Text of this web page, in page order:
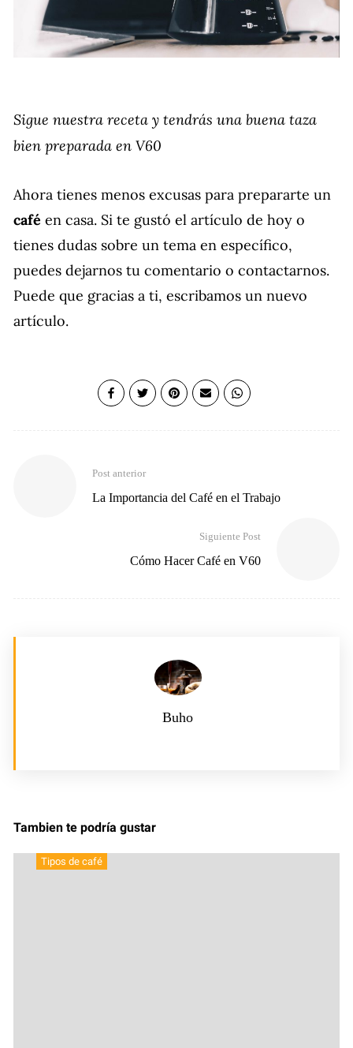
Sigue nuestra receta y tendrás una buena taza
bien preparada en V60
Ahora tienes menos excusas para prepararte un
café en casa. Si te gustó el artículo de hoy o
tienes dudas sobre un tema en específico,
puedes dejarnos tu comentario o contactarnos.
Puede que gracias a ti, escribamos un nuevo
artículo.
Post anterior
La Importancia del Café en el Trabajo
Siguiente Post
Cómo Hacer Café en V60
Buho
Tambien te podría gustar
Tipos de café